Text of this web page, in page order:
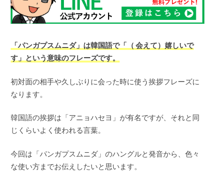
「パンガプスムニダ」は韓国語で「（ 会えて）嬉しいで
す」という意味のフレーズです。
初対面の相手や久しぶりに会った時に使う挨拶フレーズに
なります。
韓国語の挨拶は「アニョハセヨ」が有名ですが、それと同
じくらいよく使われる言葉。
今回は「パンガプスムニダ」のハングルと発音から、色々
な使い方までお伝えしたいと思います。